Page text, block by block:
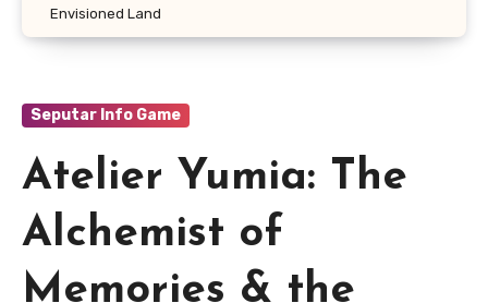
Envisioned Land
Seputar Info Game
Atelier Yumia: The
Alchemist of
Memories & the